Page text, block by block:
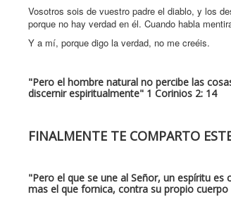
Vosotros sois de vuestro padre el diablo, y los
porque no hay verdad en él. Cuando habla
Y a mí, porque digo la verdad, no me creéis.
"Pero el hombre natural no percibe las
discernir espiritualmente" 1 Corinios 2: 14
FINALMENTE TE COMPARTO
"Pero el que se une al Señor, un espíritu
mas el que fornica, contra su propio cuerpo